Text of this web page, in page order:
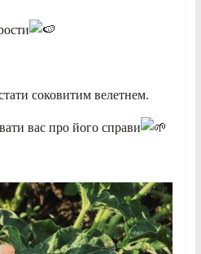
соковитим велетнем.
вас про його справи